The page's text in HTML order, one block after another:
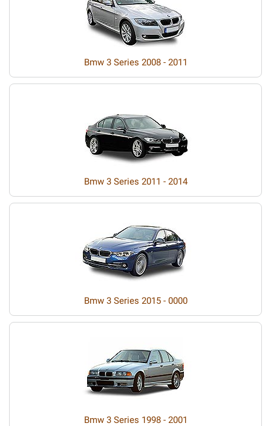
Bmw 3 Series 2008 - 2011
Bmw 3 Series 2011 - 2014
Bmw 3 Series 2015 - 0000
Bmw 3 Series 1998 - 2001